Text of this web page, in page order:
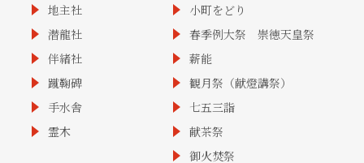
地主社
潜龍社
伴緒社
蹴鞠碑
手水舎
霊木
小町をどり
春季例大祭 崇徳天皇祭
薪能
観月祭（献燈講祭）
七五三詣
献茶祭
御火焚祭